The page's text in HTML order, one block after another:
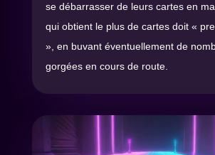
se débarrasser de leurs cartes en
qui obtient le plus de cartes doit «
», en buvant éventuellement de
gorgées en cours de route.